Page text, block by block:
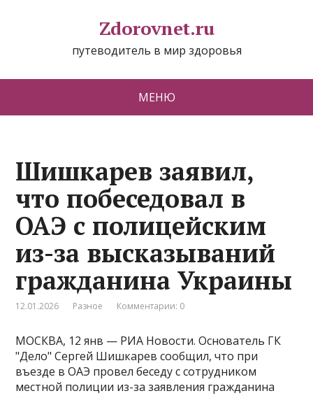
Zdorovnet.ru
путеводитель в мир здоровья
МЕНЮ
Шишкарев заявил,
что побеседовал в
ОАЭ с полицейским
из-за высказываний
гражданина Украины
12.01.2026 Разное Комментарии: 0
МОСКВА, 12 янв — РИА Новости. Основатель ГК
"Дело" Сергей Шишкарев сообщил, что при
въезде в ОАЭ провел беседу с сотрудником
местной полиции из-за заявления гражданина